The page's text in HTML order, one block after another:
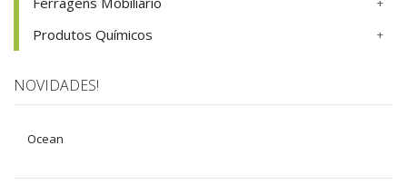
Produtos Químicos
NOVIDADES!
Ocean